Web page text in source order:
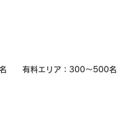
料エリア：300～500名